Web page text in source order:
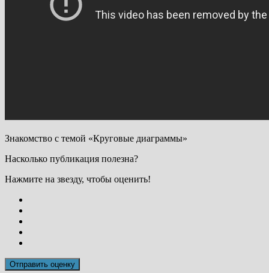
Знакомство с темой «Круговые диаграммы»
Насколько публикация полезна?
Нажмите на звезду, чтобы оценить!
Отправить оценку